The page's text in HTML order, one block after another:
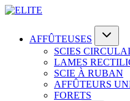
AFFÛTEUSES
SCIES
LAMES
SCIE À RUBAN
AFFÛTEURS
FORETS